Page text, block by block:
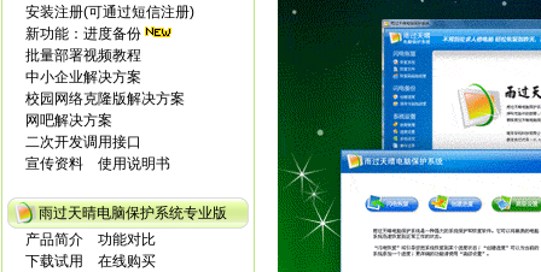
安装注册(可通过短信注册)
新功能：进度备份
批量部署视频教程
中小企业解决方案
校园网络克隆版解决方案
网吧解决方案
二次开发调用接口
宣传资料
使用说明书
雨过天晴电脑保护系统专业版
产品简介
功能对比
下载试用
在线购买